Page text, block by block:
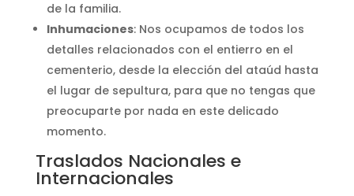
de la familia.
Inhumaciones: Nos ocupamos de todos los
detalles relacionados con el entierro en el
cementerio, desde la elección del ataúd hasta
el lugar de sepultura, para que no tengas que
preocuparte por nada en este delicado
momento.
Traslados Nacionales e
Internacionales